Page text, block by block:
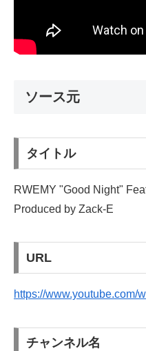
ソース元
タイトル
RWEMY "Good Night"
Produced by Zack-E
URL
https://www.youtube.com/
チャンネル名